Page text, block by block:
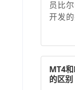
EMA
缩短
度，
噪音
EMA
员比
开发
别价
在的
自相
点或
MT4
的区别